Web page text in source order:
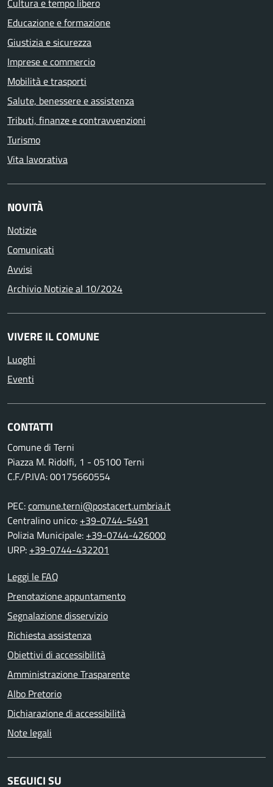
Cultura e tempo libero
Educazione e formazione
Giustizia e sicurezza
Imprese e commercio
Mobilità e trasporti
Salute, benessere e assistenza
Tributi, finanze e contravvenzioni
Turismo
Vita lavorativa
NOVITÀ
Notizie
Comunicati
Avvisi
Archivio Notizie al 10/2024
VIVERE IL COMUNE
Luoghi
Eventi
CONTATTI
Comune di Terni
Piazza M. Ridolfi, 1 - 05100 Terni
C.F./P.IVA: 00175660554
PEC:comune.terni@postacert.umbria.it
Centralino unico: +39-0744-5491
Polizia Municipale: +39-0744-426000
URP: +39-0744-432201
Leggi le FAQ
Prenotazione appuntamento
Segnalazione disservizio
Richiesta assistenza
Obiettivi di accessibilità
Amministrazione Trasparente
Albo Pretorio
Dichiarazione di accessibilità
Note legali
SEGUICI SU